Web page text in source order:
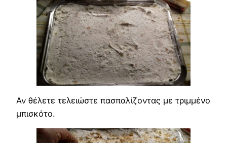
Αν θέλετε τελειώστε πασπαλίζοντας με τριμμένο
μπισκότο.